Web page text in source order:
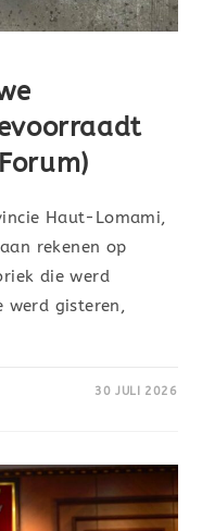
Haut-Lomami,
rekenen op
die werd
werd gisteren,
30 JULI 2026